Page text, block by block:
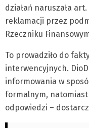
działań naruszała
reklamacji przez
Rzeczniku
To prowadziło do
interwencyjnych.
informowania w
formalnym,
odpowiedzi –